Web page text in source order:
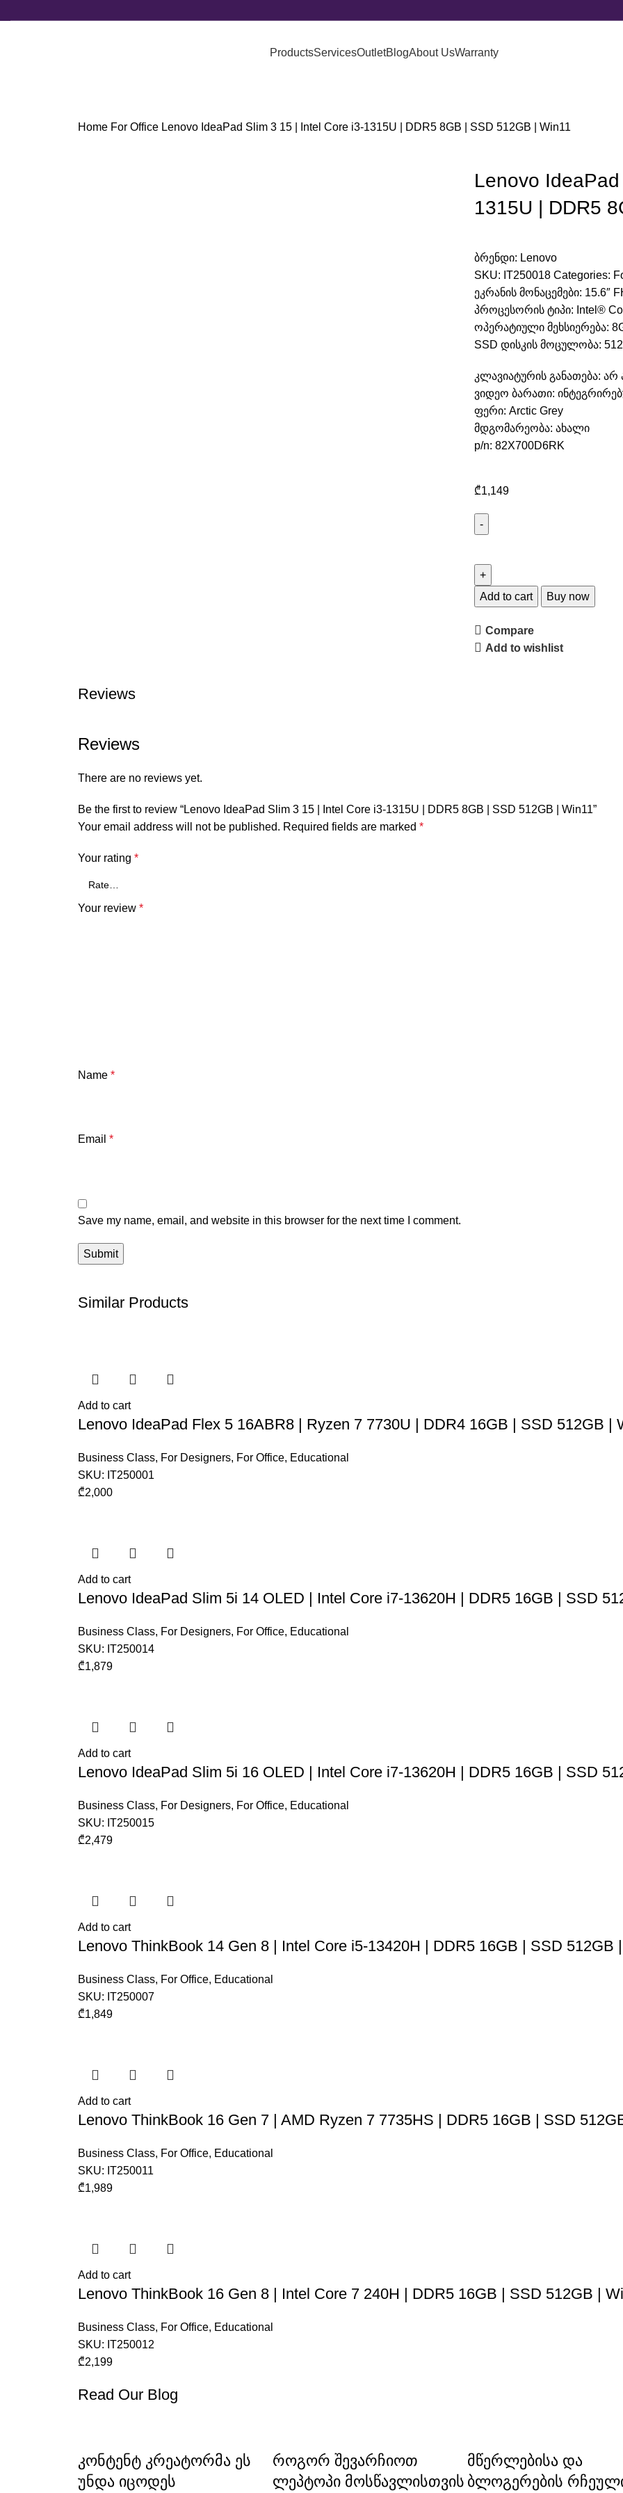
ProductsServicesOutletBlogAbout UsWarranty
Home For Office Lenovo IdeaPad Slim 3 15 | Intel Core i3-1315U | DDR5 8GB | SSD 512GB | Win11
Lenovo
1315U | DDR5
ბრენდი: Lenovo
SKU: IT250018 Categories:
ეკრანის მონაცემები: 15.6″
პროცესორის ტიპი: Intel®
ოპერატიული მეხსიერება:
SSD დისკის მოცულობა:
კლავიატურის განათება: არ
ვიდეო ბარათი:
ფერი: Arctic Grey
მდგომარეობა: ახალი
p/n: 82X700D6RK
₾1,149
Add to cart Buy now
Compare
Add to wishlist
Reviews
Reviews
There are no reviews yet.
Be the first to review “Lenovo IdeaPad Slim 3 15 | Intel Core i3-1315U | DDR5 8GB | SSD 512GB | Win11”
Your email address will not be published. Required fields are marked *
Your rating *
Your review *
Name *
Email *
Save my name, email, and website in this browser for the next time I comment.
Similar Products
Add to cart
Lenovo IdeaPad Flex 5 16ABR8 | Ryzen 7 7730U | DDR4 16GB | SSD 512GB |
Business Class, For Designers, For Office, Educational
SKU: IT250001
₾2,000
Add to cart
Lenovo IdeaPad Slim 5i 14 OLED | Intel Core i7-13620H | DDR5 16GB | SSD
Business Class, For Designers, For Office, Educational
SKU: IT250014
₾1,879
Add to cart
Lenovo IdeaPad Slim 5i 16 OLED | Intel Core i7-13620H | DDR5 16GB | SSD
Business Class, For Designers, For Office, Educational
SKU: IT250015
₾2,479
Add to cart
Lenovo ThinkBook 14 Gen 8 | Intel Core i5-13420H | DDR5 16GB | SSD 512GB
Business Class, For Office, Educational
SKU: IT250007
₾1,849
Add to cart
Lenovo ThinkBook 16 Gen 7 | AMD Ryzen 7 7735HS | DDR5 16GB | SSD
Business Class, For Office, Educational
SKU: IT250011
₾1,989
Add to cart
Lenovo ThinkBook 16 Gen 8 | Intel Core 7 240H | DDR5 16GB | SSD 512GB |
Business Class, For Office, Educational
SKU: IT250012
₾2,199
Read Our Blog
კონტენტ კრეატორმა ეს
უნდა იცოდეს
როგორ შევარჩიოთ
ლეპტოპი მოსწავლისთვის
მწერლებისა და
ბლოგერების